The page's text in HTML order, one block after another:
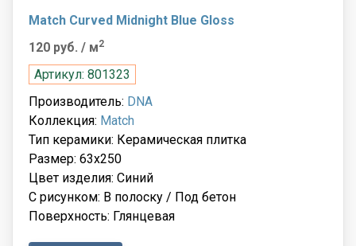
Match Curved Midnight Blue Gloss
120 руб. / м2
Артикул: 801323
Производитель: DNA
Коллекция: Match
Тип керамики: Керамическая плитка
Размер: 63x250
Цвет изделия: Синий
С рисунком: В полоску / Под бетон
Поверхность: Глянцевая